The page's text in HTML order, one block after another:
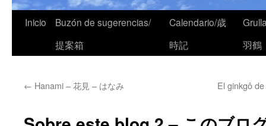
Inicio
Buzón de sugerencias/
提案箱
Calendario/歳
時記
羽鶴
← Hanami – 花見 – はなみ El ginkgô